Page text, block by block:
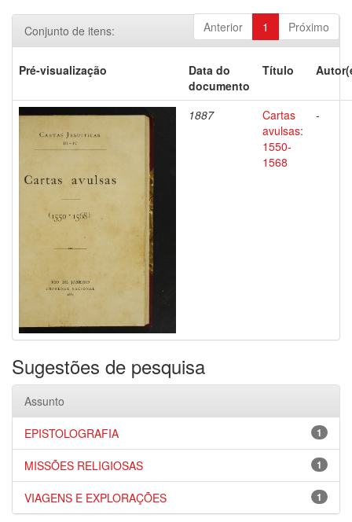
Anterior 1 Próximo
Conjunto de itens:
Pré-visualização
Data do
documento
Título
1887
Cartas
avulsas:
1550-
1568
-
Sugestões de pesquisa
Assunto
1
EPISTOLOGRAFIA
1
MISSÕES RELIGIOSAS
1
VIAGENS E EXPLORAÇÕES